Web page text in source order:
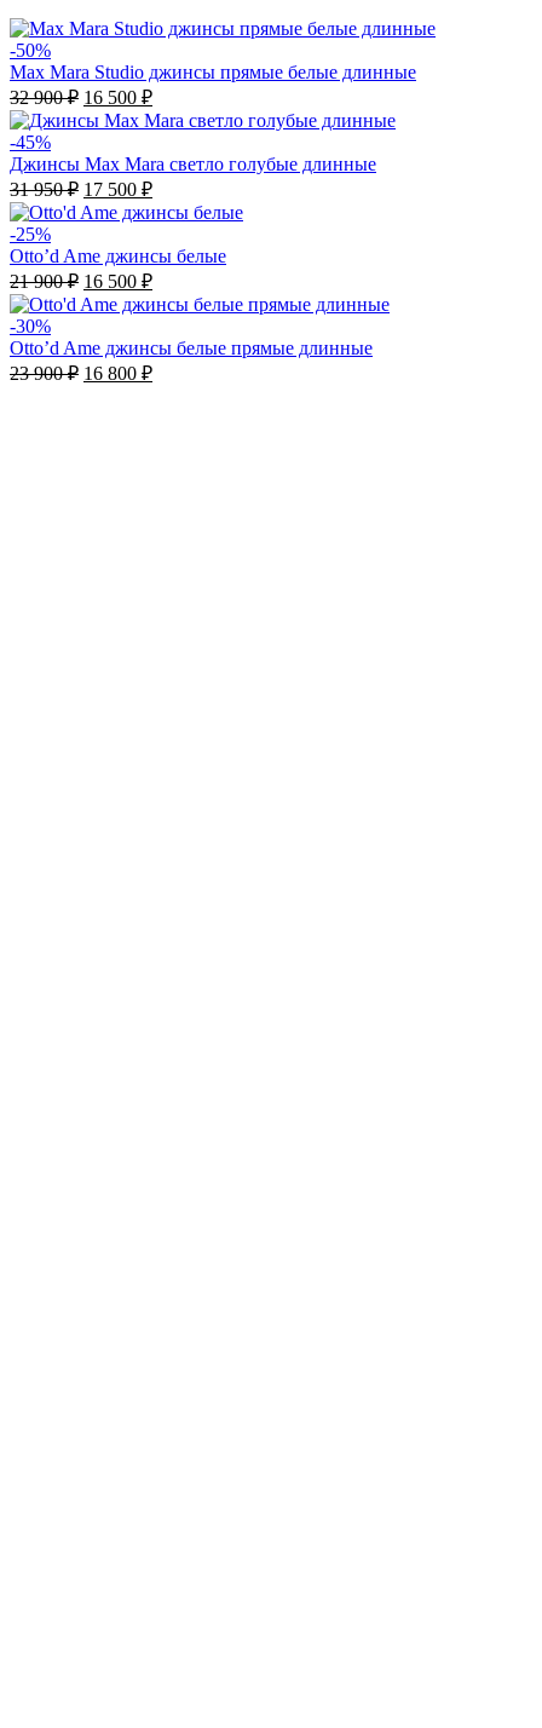
-50%
Max Mara Studio джинсы прямые белые длинные
32 900₽ 16 500 ₽
-45%
Джинсы Max Mara светло голубые длинные
31 950₽ 17 500 ₽
-25%
Otto’d Ame джинсы белые
21 900₽ 16 500 ₽
-30%
Otto’d Ame джинсы белые прямые длинные
23 900₽ 16 800 ₽